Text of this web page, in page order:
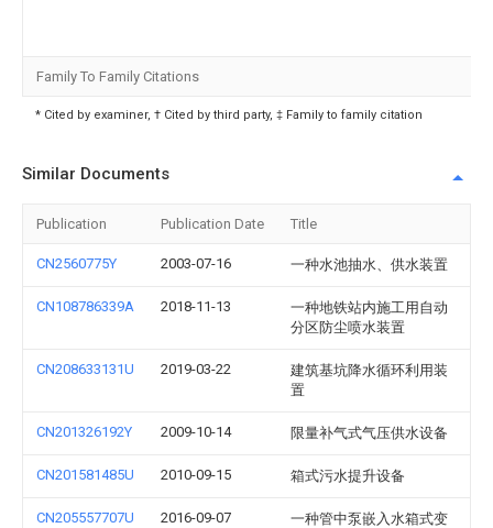
Family To Family Citations
* Cited by examiner, † Cited by third party, ‡ Family to family citation
Similar Documents
Publication Publication Date Title
CN2560775Y 2003-07-16 一种水池抽水、供水装置
CN108786339A 2018-11-13
一种地铁站内施工用自动
分区防尘喷水装置
CN208633131U 2019-03-22
建筑基坑降水循环利用装
置
CN201326192Y 2009-10-14 限量补气式气压供水设备
CN201581485U 2010-09-15 箱式污水提升设备
CN205557707U 2016-09-07
一种管中泵嵌入水箱式变